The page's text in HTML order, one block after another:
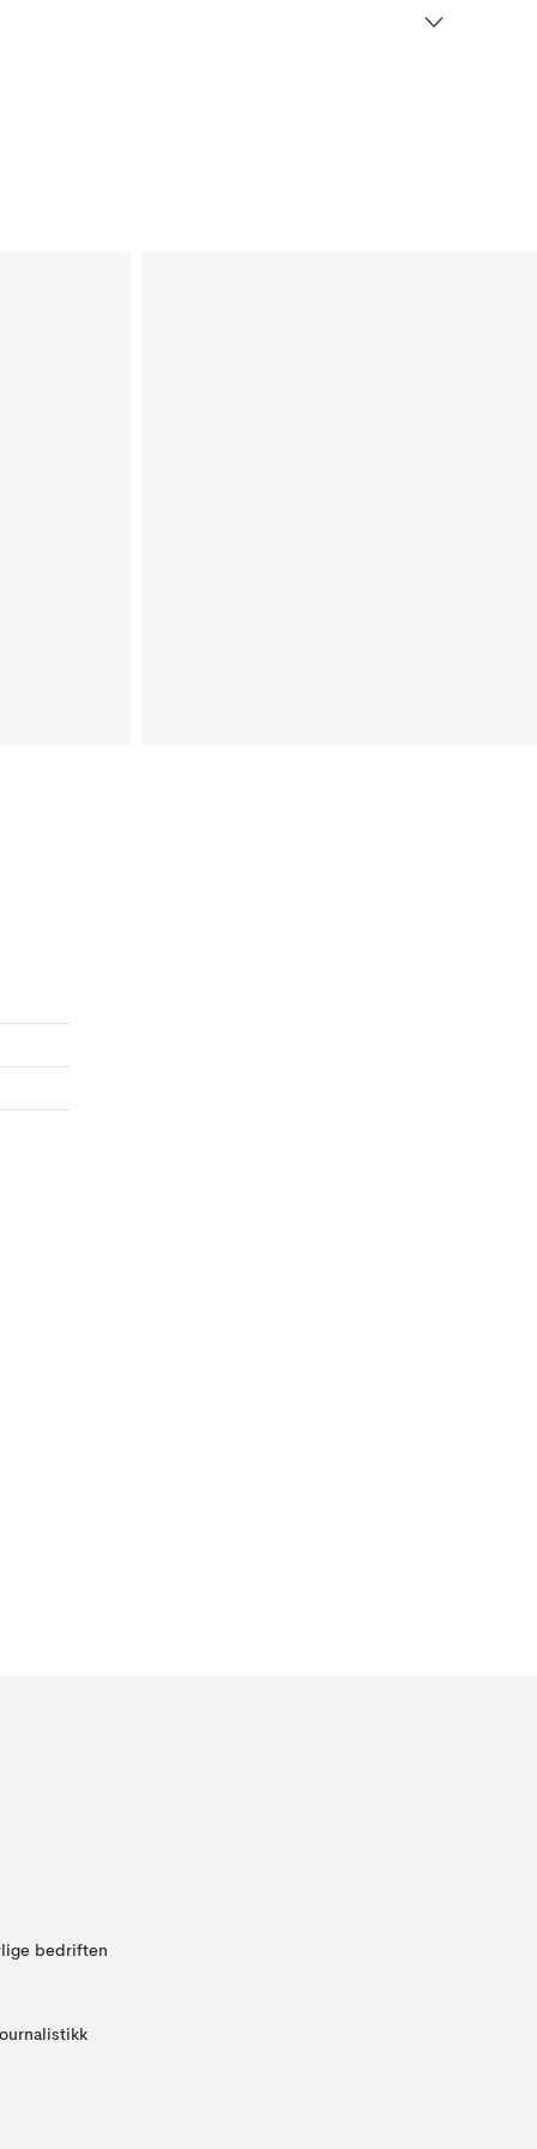
bedriften